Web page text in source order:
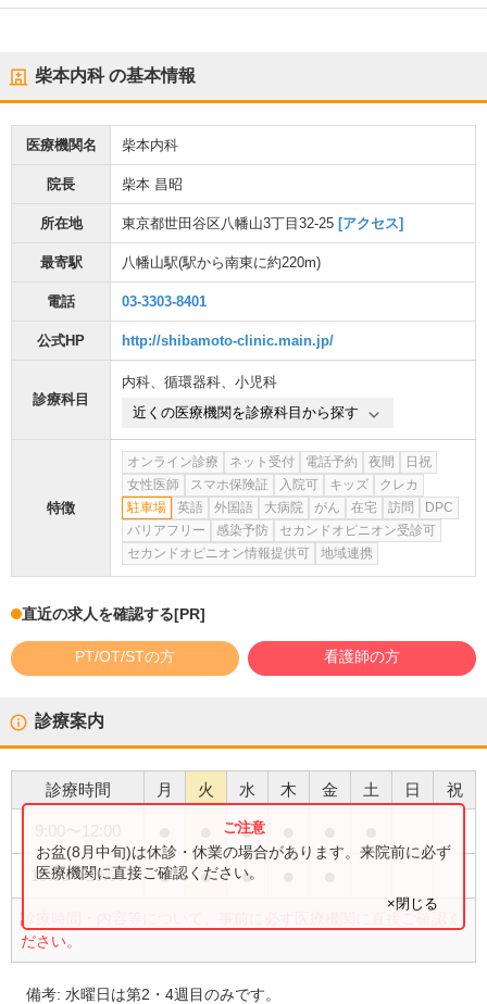
柴本内科の基本情報
医療機関名 柴本内科
院長 柴本 昌昭
所在地 東京都世田谷区八幡山3丁目32-25 [アクセス]
最寄駅 八幡山駅(駅から南東に約220m)
電話 03-3303-8401
公式HP http://shibamoto-clinic.main.jp/
診療科目
内科、 循環器科、 小児科
近くの医療機関を診療科目から探す
特徴
オンライン診療 ネット受付 電話予約 夜間
日祝
女性医師
スマホ保険証 入院可 キッズ
クレカ
駐車場
英語 外国語 大病院 がん 在宅 訪問
DPC
バリアフリー
感染予防
セカンドオピニオン受診可
セカンドオピニオン情報提供可
地域連携
直近の求人を確認する[PR]
PT/OT/STの方 看護師の方
診療案内
診療時間 月 火 水 木 金 土 日 祝
●
15:00〜19:00 ● ● ●
診療時間・内容等について、事前に必ず医療機関に直接ご確認く
ださい。
お盆(8月中旬)は休診・休業の場合があります。来院前に必ず
医療機関に直接ご確認ください。
×閉じる
備考:水曜日は第2・4週目のみです。